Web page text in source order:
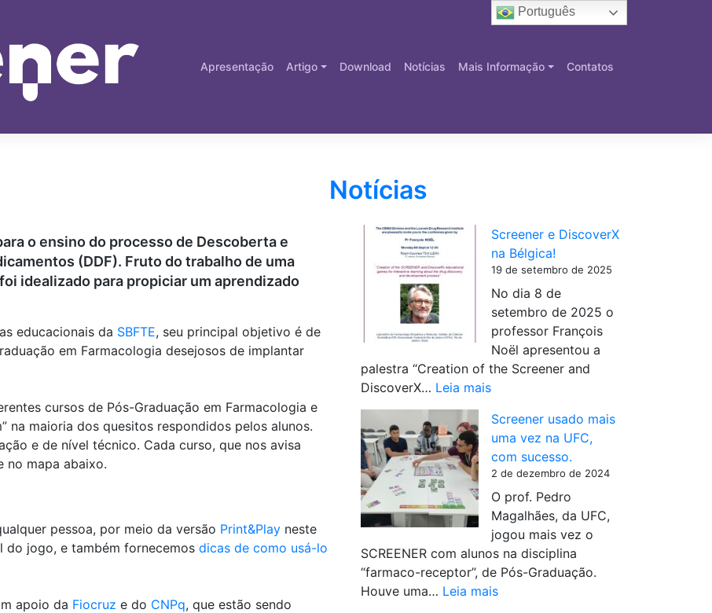
Apresentação Artigo Download Notícias Mais Informação Contatos
o ensino do processo de Descoberta e
(DDF). Fruto do trabalho de uma
idealizado para propiciar um aprendizado
educacionais da SBFTE, seu principal objetivo é de
em Farmacologia desejosos de implantar
cursos de Pós-Graduação em Farmacologia e
na maioria dos quesitos respondidos pelos alunos.
e de nível técnico. Cada curso, que nos avisa
no mapa abaixo.
pessoa, por meio da versão Print&Play neste
jogo, e também fornecemos dicas de como usá-lo
apoio da Fiocruz e do CNPq, que estão sendo
Notícias
Screener e DiscoverX
na Bélgica!
19 de setembro de 2025
No dia 8 de
setembro de 2025 o
professor François
Noël apresentou a
palestra “Creation of the Screener and
DiscoverX… Leia mais:
c
r
e
e
n
e
r
e
D
i
Screener usado mais
uma vez na UFC,
com sucesso.
2 de dezembro de 2024
O prof. Pedro
Magalhães, da UFC,
jogou mais vez o
SCREENER com alunos na disciplina
“farmaco-receptor”, de Pós-Graduação.
Houve uma… Leia mais:
Português